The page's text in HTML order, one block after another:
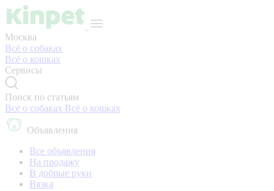
Москва
Всё о собаках
Всё о кошках
Сервисы
Поиск по статьям
Всё о собаках Всё о кошках
Объявления
Все объявления
На продажу
В добрые руки
Вязка